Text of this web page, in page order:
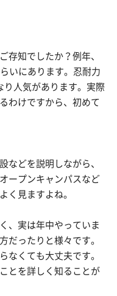
存知でしたか？例年、
いにあります。忍耐力
り人気があります。実際
わけですから、初めて
などを説明しながら、
ープンキャンパスなど
く見ますよね。
、実は年中やっていま
だったりと様々です。
なくても大丈夫です。
とを詳しく知ることが